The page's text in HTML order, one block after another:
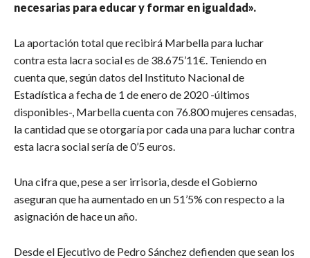
necesarias para educar y formar en igualdad».
La aportación total que recibirá Marbella para luchar
contra esta lacra social es de 38.675’11€. Teniendo en
cuenta que, según datos del Instituto Nacional de
Estadística a fecha de 1 de enero de 2020 -últimos
disponibles-, Marbella cuenta con 76.800 mujeres censadas,
la cantidad que se otorgaría por cada una para luchar contra
esta lacra social sería de 0’5 euros.
Una cifra que, pese a ser irrisoria, desde el Gobierno
aseguran que ha aumentado en un 51’5% con respecto a la
asignación de hace un año.
Desde el Ejecutivo de Pedro Sánchez defienden que sean los